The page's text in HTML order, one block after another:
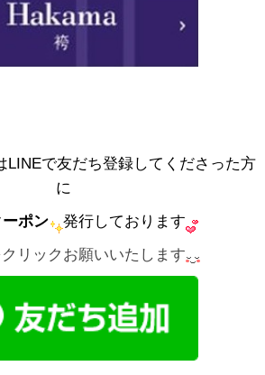
LINEで友だち登録してくださった方
に
ーポン
発行しております
クリックお願いいたします